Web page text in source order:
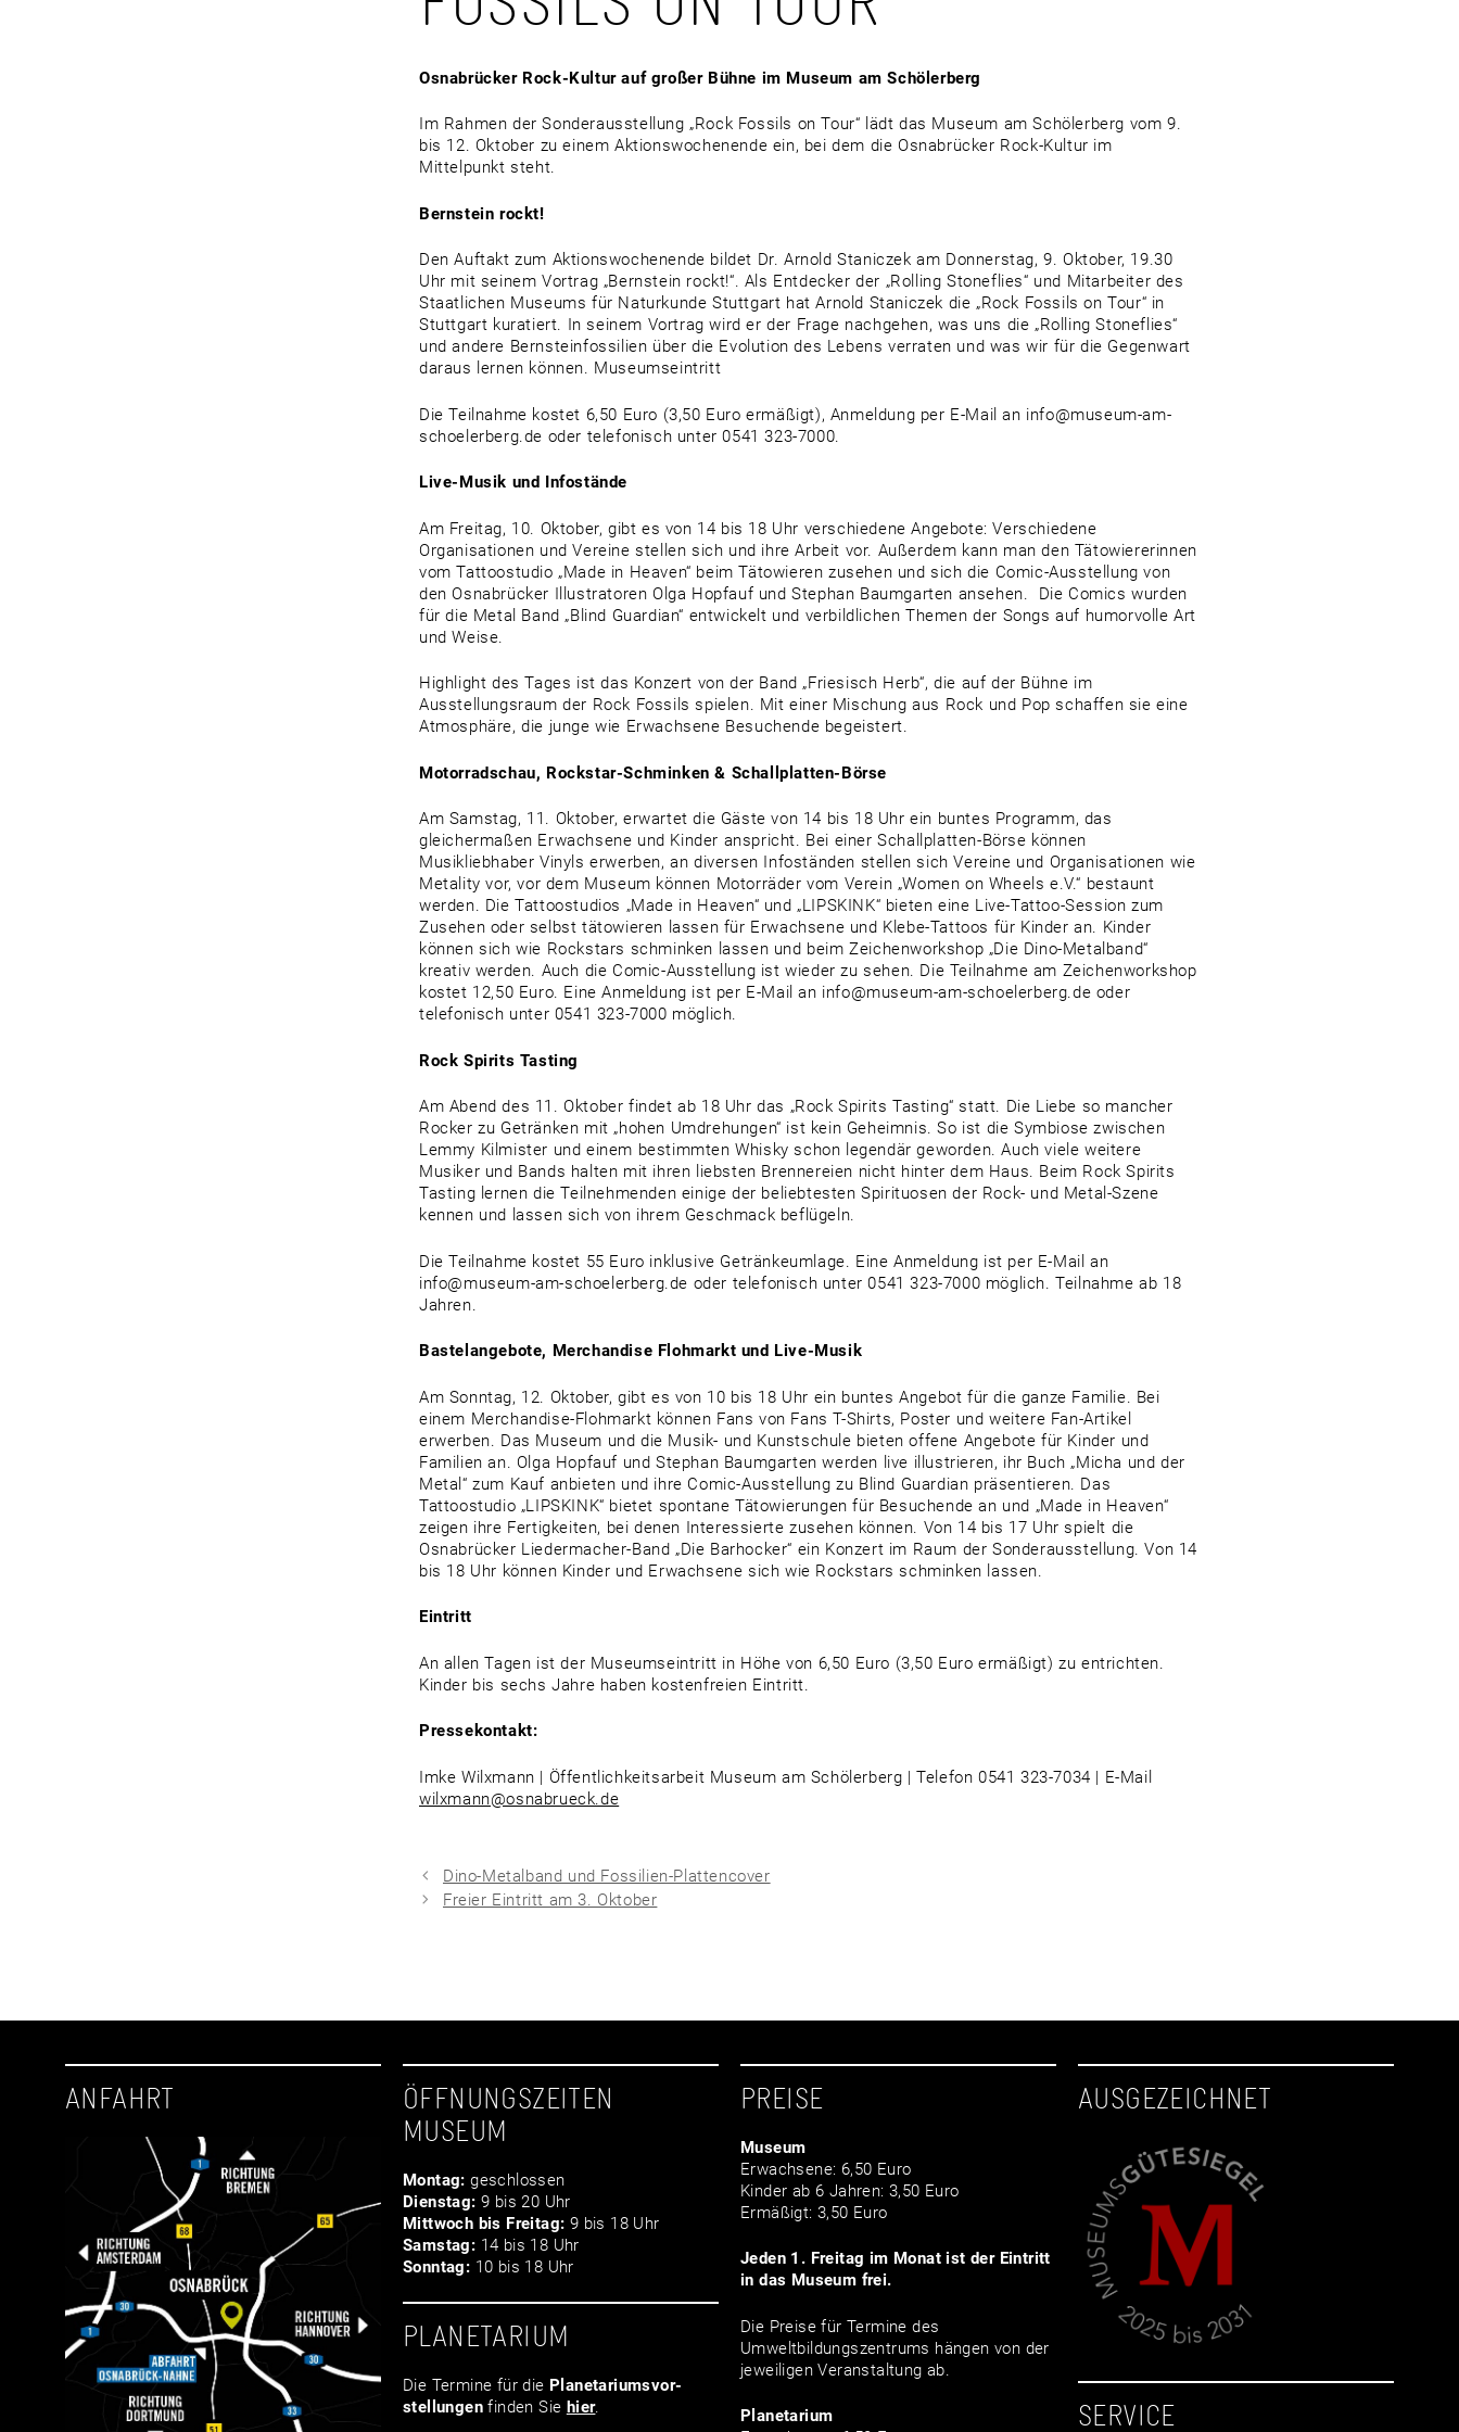
Osnabrücker Rock-Kultur auf großer Bühne im Museum am Schölerberg
Im Rahmen der Sonderausstellung „Rock Fossils on Tour“ lädt das Museum am Schölerberg vom 9.
bis 12. Oktober zu einem Aktionswochenende ein, bei dem die Osnabrücker Rock-Kultur im
Mittelpunkt steht.
Bernstein rockt!
Den Auftakt zum Aktionswochenende bildet Dr. Arnold Staniczek am Donnerstag, 9. Oktober, 19.30
Uhr mit seinem Vortrag „Bernstein rockt!“. Als Entdecker der „Rolling Stoneflies“ und Mitarbeiter des
Staatlichen Museums für Naturkunde Stuttgart hat Arnold Staniczek die „Rock Fossils on Tour“ in
Stuttgart kuratiert. In seinem Vortrag wird er der Frage nachgehen, was uns die „Rolling Stoneflies“
und andere Bernsteinfossilien über die Evolution des Lebens verraten und was wir für die Gegenwart
daraus lernen können. Museumseintritt
Die Teilnahme kostet 6,50 Euro (3,50 Euro ermäßigt), Anmeldung per E-Mail an info@museum-am-
schoelerberg.de oder telefonisch unter 0541 323-7000.
Live-Musik und Infostände
Am Freitag, 10. Oktober, gibt es von 14 bis 18 Uhr verschiedene Angebote: Verschiedene
Organisationen und Vereine stellen sich und ihre Arbeit vor. Außerdem kann man den Tätowiererinnen
vom Tattoostudio „Made in Heaven“ beim Tätowieren zusehen und sich die Comic-Ausstellung von
den Osnabrücker Illustratoren Olga Hopfauf und Stephan Baumgarten ansehen. Die Comics wurden
für die Metal Band „Blind Guardian“ entwickelt und verbildlichen Themen der Songs auf humorvolle Art
und Weise.
Highlight des Tages ist das Konzert von der Band „Friesisch Herb“, die auf der Bühne im
Ausstellungsraum der Rock Fossils spielen. Mit einer Mischung aus Rock und Pop schaffen sie eine
Atmosphäre, die junge wie Erwachsene Besuchende begeistert.
Motorradschau, Rockstar-Schminken & Schallplatten-Börse
Am Samstag, 11. Oktober, erwartet die Gäste von 14 bis 18 Uhr ein buntes Programm, das
gleichermaßen Erwachsene und Kinder anspricht. Bei einer Schallplatten-Börse können
Musikliebhaber Vinyls erwerben, an diversen Infoständen stellen sich Vereine und Organisationen wie
Metality vor, vor dem Museum können Motorräder vom Verein „Women on Wheels e.V.“ bestaunt
werden. Die Tattoostudios „Made in Heaven“ und „LIPSKINK“ bieten eine Live-Tattoo-Session zum
Zusehen oder selbst tätowieren lassen für Erwachsene und Klebe-Tattoos für Kinder an. Kinder
können sich wie Rockstars schminken lassen und beim Zeichenworkshop „Die Dino-Metalband“
kreativ werden. Auch die Comic-Ausstellung ist wieder zu sehen. Die Teilnahme am Zeichenworkshop
kostet 12,50 Euro. Eine Anmeldung ist per E-Mail an info@museum-am-schoelerberg.de oder
telefonisch unter 0541 323-7000 möglich.
Rock Spirits Tasting
Am Abend des 11. Oktober findet ab 18 Uhr das „Rock Spirits Tasting“ statt. Die Liebe so mancher
Rocker zu Getränken mit „hohen Umdrehungen“ ist kein Geheimnis. So ist die Symbiose zwischen
Lemmy Kilmister und einem bestimmten Whisky schon legendär geworden. Auch viele weitere
Musiker und Bands halten mit ihren liebsten Brennereien nicht hinter dem Haus. Beim Rock Spirits
Tasting lernen die Teilnehmenden einige der beliebtesten Spirituosen der Rock- und Metal-Szene
kennen und lassen sich von ihrem Geschmack beflügeln.
Die Teilnahme kostet 55 Euro inklusive Getränkeumlage. Eine Anmeldung ist per E-Mail an
info@museum-am-schoelerberg.de oder telefonisch unter 0541 323-7000 möglich. Teilnahme ab 18
Jahren.
Bastelangebote, Merchandise Flohmarkt und Live-Musik
Am Sonntag, 12. Oktober, gibt es von 10 bis 18 Uhr ein buntes Angebot für die ganze Familie. Bei
einem Merchandise-Flohmarkt können Fans von Fans T-Shirts, Poster und weitere Fan-Artikel
erwerben. Das Museum und die Musik- und Kunstschule bieten offene Angebote für Kinder und
Familien an. Olga Hopfauf und Stephan Baumgarten werden live illustrieren, ihr Buch „Micha und der
Metal“ zum Kauf anbieten und ihre Comic-Ausstellung zu Blind Guardian präsentieren. Das
Tattoostudio „LIPSKINK“ bietet spontane Tätowierungen für Besuchende an und „Made in Heaven“
zeigen ihre Fertigkeiten, bei denen Interessierte zusehen können. Von 14 bis 17 Uhr spielt die
Osnabrücker Liedermacher-Band „Die Barhocker“ ein Konzert im Raum der Sonderausstellung. Von 14
bis 18 Uhr können Kinder und Erwachsene sich wie Rockstars schminken lassen.
Eintritt
An allen Tagen ist der Museumseintritt in Höhe von 6,50 Euro (3,50 Euro ermäßigt) zu entrichten.
Kinder bis sechs Jahre haben kostenfreien Eintritt.
Pressekontakt:
Imke Wilxmann | Öffentlichkeitsarbeit Museum am Schölerberg | Telefon 0541 323-7034 | E-Mail
wilxmann@osnabrueck.de
Dino-Metalband und Fossilien-Plattencover
Freier Eintritt am 3. Oktober
ANFAHRT
ÖFFNUNGSZEITEN
MUSEUM
Montag: geschlossen
Dienstag: 9 bis 20 Uhr
Mittwoch bis Freitag: 9 bis 18 Uhr
Samstag: 14 bis 18 Uhr
Sonntag: 10 bis 18 Uhr
PLANETARIUM
Die Termine für die Planetariumsvor­
stellungen finden Sie hier.
PREISE
Museum
Erwachsene: 6,50 Euro
Kinder ab 6 Jahren: 3,50 Euro
Ermäßigt: 3,50 Euro
Jeden 1. Freitag im Monat ist der Eintritt
in das Museum frei.
Die Preise für Termine des
Umweltbildungszentrums hängen von der
jeweiligen Veranstaltung ab.
Planetarium
AUSGEZEICHNET
SERVICE